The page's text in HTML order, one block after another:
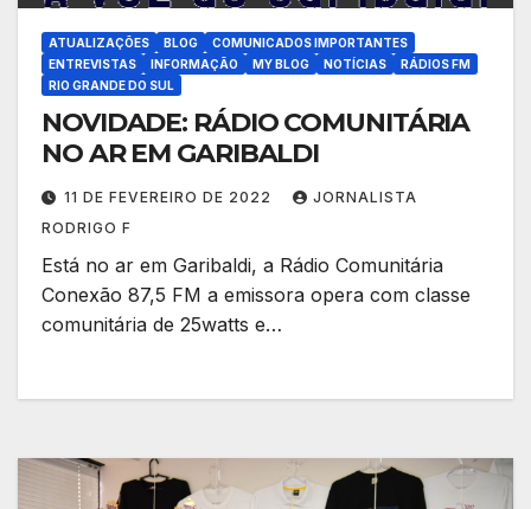
ATUALIZAÇÕES BLOG
COMUNICADOS IMPORTANTES
ENTREVISTAS
INFORMAÇÃO MY BLOG NOTÍCIAS
RÁDIOS FM
RIO GRANDE DO SUL
NOVIDADE: RÁDIO COMUNITÁRIA
NO AR EM GARIBALDI
11 DE FEVEREIRO DE 2022
JORNALISTA
RODRIGO F
Está no ar em Garibaldi, a Rádio Comunitária
Conexão 87,5 FM a emissora opera com classe
comunitária de 25watts e…